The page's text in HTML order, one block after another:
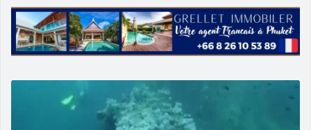
Phuket Peranakan Festival
‘Phuket Eye’ assurera la sécurité pendant Songkran
Campagne de sécurité routière ‘Seven Days of Danger’ de